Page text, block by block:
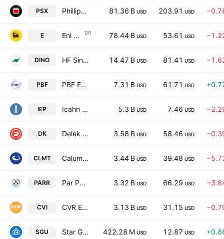
PSX Phillips 66 81.36 B USD 203.91 USD
E Eni S.p.A. Sponsored ADR DR 78.44 B USD 53.61 USD
DINO HF Sinclair Corporation 14.47 B USD 81.41 USD
PBF PBF Energy, Inc. Class A 7.31 B USD 61.71 USD
IEP Icahn Enterprises L.P. 5.3 B USD 7.46 USD
DK Delek US Holdings Inc 3.58 B USD 58.46 USD
CLMT Calumet, Inc. 3.44 B USD 39.48 USD
PARR Par Pacific Holdings Inc 3.32 B USD 66.29 USD
CVI CVR Energy, Inc. 3.13 B USD 31.15 USD
SGU Star Group LP 422.28 M USD 12.87 USD